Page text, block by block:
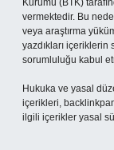
Kurumu (BTK)
vermektedir. Bu
veya araştırma
yazdıkları
sorumluluğu kabul
Hukuka ve yasal
içerikleri,
ilgili içerikler yasal